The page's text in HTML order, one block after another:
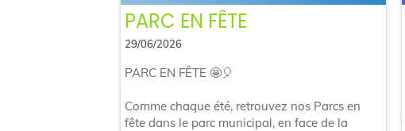
PARC EN FÊTE
29/06/2026
PARC EN FÊTE 🤩🎈
Comme chaque été, retrouvez nos Parcs en
fête dans le parc municipal, en face de la